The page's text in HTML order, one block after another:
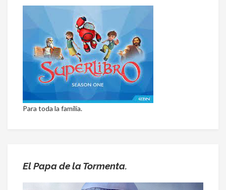
Para toda la familia.
El Papa de la Tormenta.